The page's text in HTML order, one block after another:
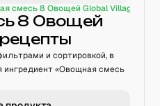
смесь 8 Овощей Global Village
8 Овощей
и сортировкой, в
ингредиент «Овощная смесь